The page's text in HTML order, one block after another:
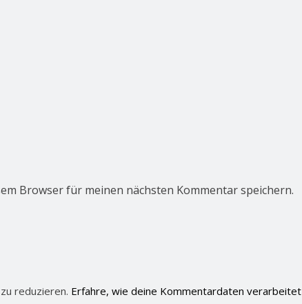
Browser für meinen nächsten Kommentar speichern.
reduzieren. Erfahre, wie deine Kommentardaten verarbeitet